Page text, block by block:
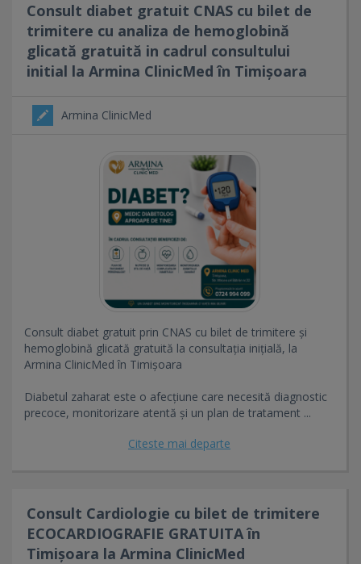
Consult diabet gratuit CNAS cu bilet de
trimitere cu analiza de hemoglobină
glicată gratuită in cadrul consultului
initial la Armina ClinicMed în Timișoara
Armina ClinicMed
Consult diabet gratuit prin CNAS cu bilet de trimitere și
hemoglobină glicată gratuită la consultația inițială, la
Armina ClinicMed în Timișoara
Diabetul zaharat este o afecțiune care necesită diagnostic
precoce, monitorizare atentă și un plan de tratament ...
Citeste mai departe
Consult Cardiologie cu bilet de trimitere
ECOCARDIOGRAFIE GRATUITA în
Timișoara la Armina ClinicMed